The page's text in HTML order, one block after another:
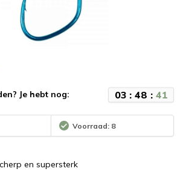
Je hebt nog: 03: 48 : 41
Voorraad: 8
en supersterk